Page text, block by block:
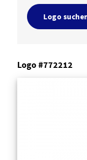
Logo
Logo #772212